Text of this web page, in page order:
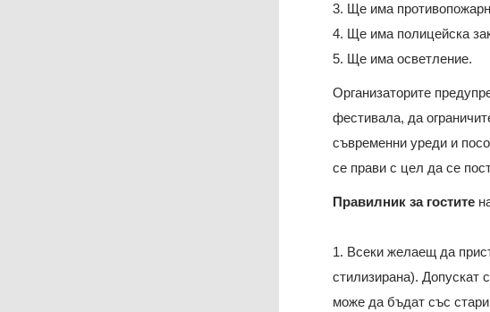
3. Ще има
4. Ще има полицейска
5. Ще има осветление.
Организаторите
фестивала, да
съвременни уреди и
се прави с цел да се
Правилник за гостите
1. Всеки желаещ да
стилизирана). Допускат
може да бъдат със